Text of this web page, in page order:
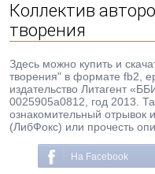
Коллектив
творения
Здесь можно купить и
творения" в формате fb2,
издательство Литагент
0025905a0812, год 2013.
ознакомительный отрывок
(ЛибФокс) или прочесть
На Facebook